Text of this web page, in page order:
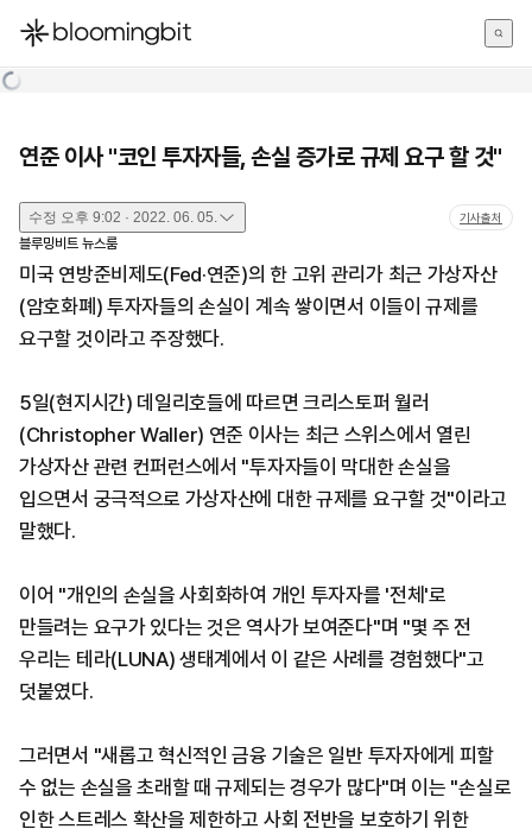
한국어
연준 이사 "코인 투자자들, 손실 증가로 규제 요구 할 것"
수정 오후 9:02 · 2022. 06. 05. 기사출처
블루밍비트 뉴스룸
미국 연방준비제도(Fed·연준)의 한 고위 관리가 최근 가상자산
(암호화폐) 투자자들의 손실이 계속 쌓이면서 이들이 규제를
요구할 것이라고 주장했다.
5일(현지시간) 데일리호들에 따르면 크리스토퍼 월러
(Christopher Waller) 연준 이사는 최근 스위스에서 열린
가상자산 관련 컨퍼런스에서 "투자자들이 막대한 손실을
입으면서 궁극적으로 가상자산에 대한 규제를 요구할 것"이라고
말했다.
이어 "개인의 손실을 사회화하여 개인 투자자를 '전체'로
만들려는 요구가 있다는 것은 역사가 보여준다"며 "몇 주 전
우리는 테라(LUNA) 생태계에서 이 같은 사례를 경험했다"고
덧붙였다.
그러면서 "새롭고 혁신적인 금융 기술은 일반 투자자에게 피할
수 없는 손실을 초래할 때 규제되는 경우가 많다"며 이는 "손실로
인한 스트레스 확산을 제한하고 사회 전반을 보호하기 위한